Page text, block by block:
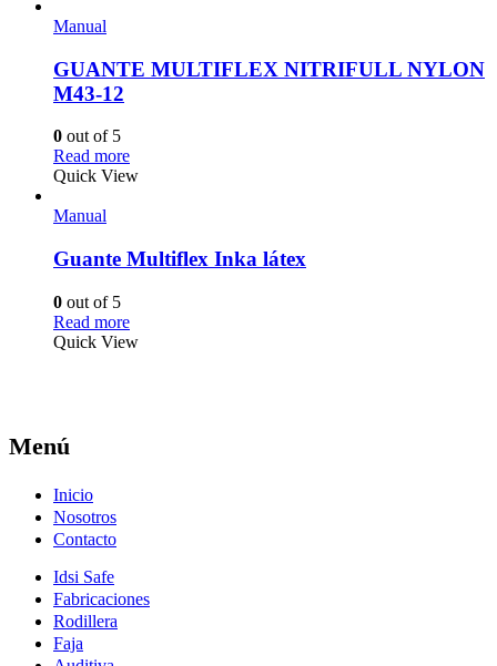
Manual
GUANTE MULTIFLEX NITRIFULL NYLON
M43-12
0 out of 5
Read more
Quick View
Manual
Guante Multiflex Inka látex
0 out of 5
Read more
Quick View
Menú
Inicio
Nosotros
Contacto
Idsi Safe
Fabricaciones
Rodillera
Faja